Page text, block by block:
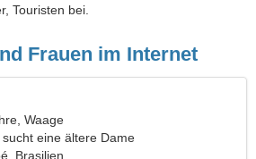
Touristen bei.
Frauen im Internet
Waage
sucht eine ältere Dame
Brasilien